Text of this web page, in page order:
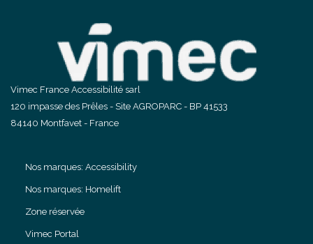
Vimec France Accessibilité sarl
120 impasse des Prêles - Site AGROPARC - BP 41533
84140 Montfavet - France
Nos marques: Accessibility
Nos marques: Homelift
Zone réservée
Vimec Portal